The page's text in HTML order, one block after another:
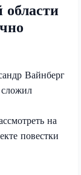
области
Вайнберг
на
повестки